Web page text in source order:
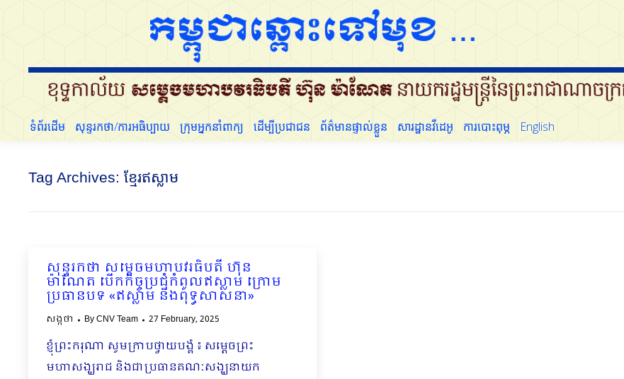
ទំព័រដើម សុន្ទរកថា/ការអធិប្បាយ ក្រុមអ្នកនាំពាក្យ ដើម្បីប្រជាជន ព័ត៌មានផ្ទាល់ខ្លួន សារដ្ឋានវីដេអូ ការបោះពុម្ភ English
Tag Archives: ខ្មែរឥស្លាម
សុន្ទរកថា សម្ដេចមហាបវរធិបតី ហ៊ុន
ម៉ាណែត បើកកិច្ចប្រជុំកំពូលឥស្លាម ក្រោម
ប្រធានបទ «ឥស្លាម និងពុទ្ធសាសនា»
សង្កថា ByCNV Team 27 February, 2025
ខ្ញុំព្រះករុណា សូមក្រាបថ្វាយបង្គំ ៖ សម្តេចព្រះ
មហាសង្ឃរាជ និងជាប្រធានគណៈសង្ឃនាយក
សុន្ទរកថា/ការអធិប្បាយ ក្រុមអ្នកនាំពាក្យ ដើម្បីប្រជាជន ព័ត៌មានផ្ទាល់ខ្លួន